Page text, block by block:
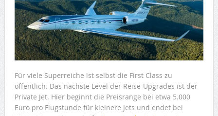
Für viele Superreiche ist selbst die First Class zu
öffentlich. Das nächste Level der Reise-Upgrades ist der
Private Jet. Hier beginnt die Preisrange bei etwa 5.000
Euro pro Flugstunde für kleinere Jets und endet bei